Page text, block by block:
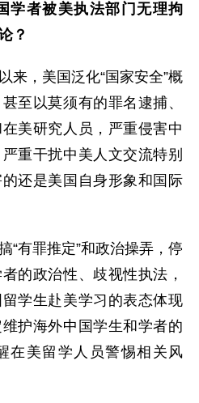
学者被美执法部门无理拘
？
来，美国泛化“国家安全”概
至以莫须有的罪名逮捕、
美研究人员，严重侵害中
重干扰中美人文交流特别
还是美国自身形象和国际
“有罪推定”和政治操弄，停
的政治性、歧视性执法，
学生赴美学习的表态体现
护海外中国学生和学者的
在美留学人员警惕相关风